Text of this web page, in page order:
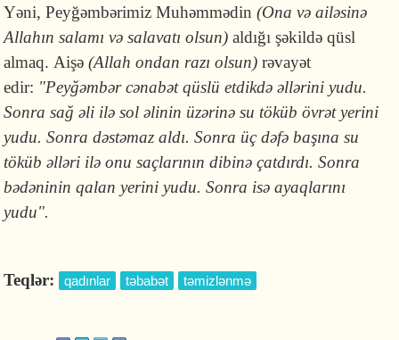
Yəni, Peyğəmbərimiz Muhəmmədin(Ona və ailəsinə
Allahın salamı və salavatı olsun) aldığı şəkildə qüsl
almaq. Aişə(Allah ondan razı olsun) rəvayət
edir: "Peyğəmbər cənabət qüslü etdikdə əllərini yudu.
Sonra sağ əli ilə sol əlinin üzərinə su töküb övrət yerini
yudu. Sonra dəstəmaz aldı. Sonra üç dəfə başına su
töküb əlləri ilə onu saçlarının dibinə çatdırdı. Sonra
bədəninin qalan yerini yudu. Sonra isə ayaqlarını
yudu".
Teqlər: qadınlar təbabət təmizlənmə